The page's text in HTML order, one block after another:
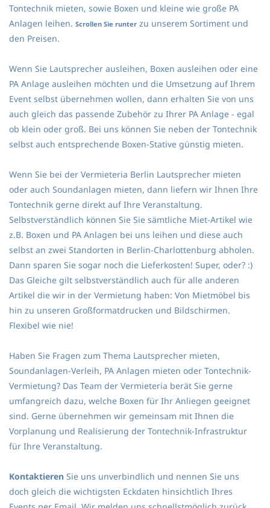
Tontechnik mieten, sowie Boxen und kleine wie große PA
Anlagen leihen. Scrollen Sie runter zu unserem Sortiment und
den Preisen.
Wenn Sie Lautsprecher ausleihen, Boxen ausleihen oder eine
PA Anlage ausleihen möchten und die Umsetzung auf Ihrem
Event selbst übernehmen wollen, dann erhalten Sie von uns
auch gleich das passende Zubehör zu Ihrer PA Anlage - egal
ob klein oder groß. Bei uns können Sie neben der Tontechnik
selbst auch entsprechende Boxen-Stative günstig mieten.
Wenn Sie bei der Vermieteria Berlin Lautsprecher mieten
oder auch Soundanlagen mieten, dann liefern wir Ihnen Ihre
Tontechnik gerne direkt auf Ihre Veranstaltung.
Selbstverständlich können Sie Sie sämtliche Miet-Artikel wie
z.B. Boxen und PA Anlagen bei uns leihen und diese auch
selbst an zwei Standorten in Berlin-Charlottenburg abholen.
Dann sparen Sie sogar noch die Lieferkosten! Super, oder? :)
Das Gleiche gilt selbstverständlich auch für alle anderen
Artikel die wir in der Vermietung haben: Von Mietmöbel bis
hin zu unseren Großformatdrucken und Bildschirmen.
Flexibel wie nie!
Haben Sie Fragen zum Thema Lautsprecher mieten,
Soundanlagen-Verleih, PA Anlagen mieten oder Tontechnik-
Vermietung? Das Team der Vermieteria berät Sie gerne
umfangreich dazu, welche Boxen für Ihr Anliegen geeignet
sind. Gerne übernehmen wir gemeinsam mit Ihnen die
Vorplanung und Realisierung der Tontechnik-Infrastruktur
für Ihre Veranstaltung.
Kontaktieren Sie uns unverbindlich und nennen Sie uns
doch gleich die wichtigsten Eckdaten hinsichtlich Ihres